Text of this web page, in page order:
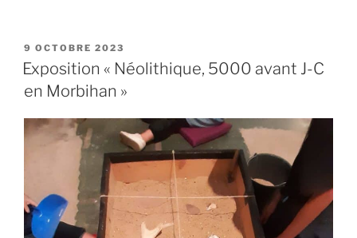
PUBLIÉ
LE
9 OCTOBRE 2023
Exposition « Néolithique, 5000 avant J-C
en Morbihan »